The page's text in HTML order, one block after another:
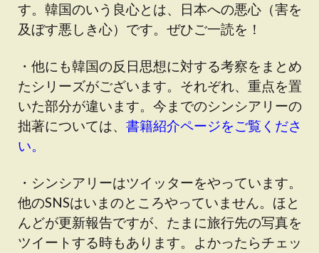
す。韓国のいう良心とは、日本への悪心（害を
及ぼす悪しき心）です。ぜひご一読を！
・他にも韓国の反日思想に対する考察をまとめ
たシリーズがございます。それぞれ、重点を置
いた部分が違います。今までのシンシアリーの
拙著については、 書籍紹介ページをご覧くださ
い。
・シンシアリーはツイッターをやっています。
他のSNSはいまのところやっていません。ほと
んどが更新報告ですが、たまに旅行先の写真を
ツイートする時もあります。よかったらチェッ